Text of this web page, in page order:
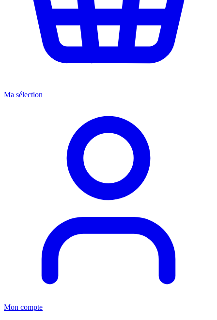
Ma sélection
Mon compte